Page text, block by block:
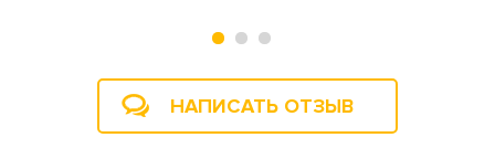
НАПИСАТЬ ОТЗЫВ